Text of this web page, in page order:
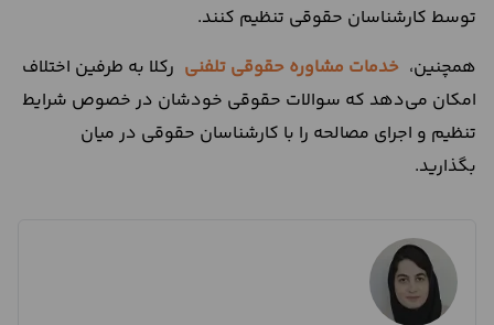
توسط کارشناسان حقوقی تنظیم کنند.
همچنین، خدمات مشاوره حقوقی تلفنی رکلا به طرفین اختلاف
امکان می‌دهد که سوالات حقوقی خودشان در خصوص شرایط
تنظیم و اجرای مصالحه را با کارشناسان حقوقی در میان
بگذارید.